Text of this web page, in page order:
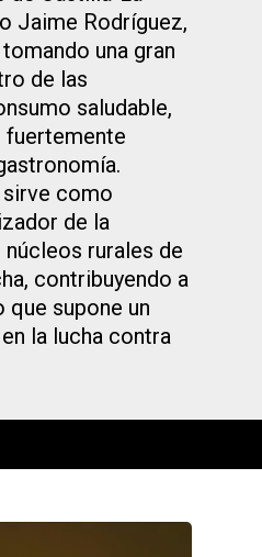
Jaime Rodríguez,
una gran
de las
saludable,
fuertemente
sirve como
de la
rurales de
contribuyendo a
supone un
la lucha contra